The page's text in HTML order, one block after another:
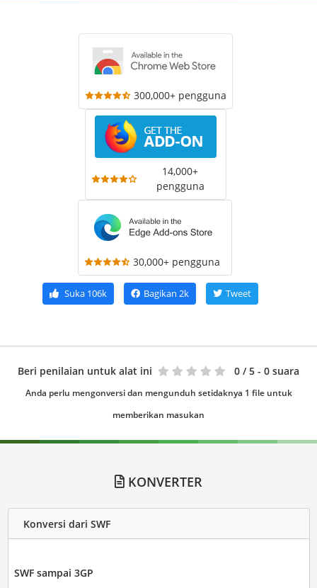
300,000+ pengguna
14,000+
pengguna
30,000+ pengguna
Suka106k Bagikan 2k Tweet
Beri penilaian untuk alat ini 0 / 5 - 0 suara
Anda perlu mengonversi dan mengunduh setidaknya 1 file untuk
memberikan masukan
KONVERTER
Konversi dari SWF
SWF sampai 3GP